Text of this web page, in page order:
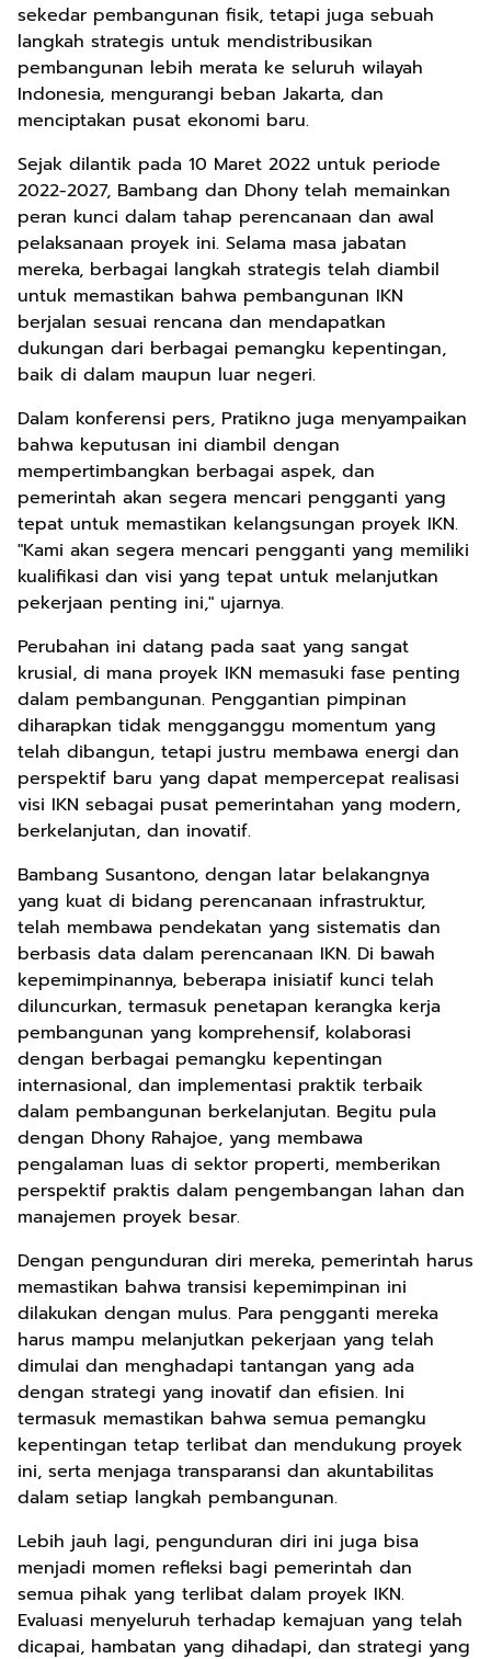
sekedar pembangunan fisik, tetapi juga sebuah
langkah strategis untuk mendistribusikan
pembangunan lebih merata ke seluruh wilayah
Indonesia, mengurangi beban Jakarta, dan
menciptakan pusat ekonomi baru.
Sejak dilantik pada 10 Maret 2022 untuk periode
2022-2027, Bambang dan Dhony telah memainkan
peran kunci dalam tahap perencanaan dan awal
pelaksanaan proyek ini. Selama masa jabatan
mereka, berbagai langkah strategis telah diambil
untuk memastikan bahwa pembangunan IKN
berjalan sesuai rencana dan mendapatkan
dukungan dari berbagai pemangku kepentingan,
baik di dalam maupun luar negeri.
Dalam konferensi pers, Pratikno juga menyampaikan
bahwa keputusan ini diambil dengan
mempertimbangkan berbagai aspek, dan
pemerintah akan segera mencari pengganti yang
tepat untuk memastikan kelangsungan proyek IKN.
"Kami akan segera mencari pengganti yang memiliki
kualifikasi dan visi yang tepat untuk melanjutkan
pekerjaan penting ini," ujarnya.
Perubahan ini datang pada saat yang sangat
krusial, di mana proyek IKN memasuki fase penting
dalam pembangunan. Penggantian pimpinan
diharapkan tidak mengganggu momentum yang
telah dibangun, tetapi justru membawa energi dan
perspektif baru yang dapat mempercepat realisasi
visi IKN sebagai pusat pemerintahan yang modern,
berkelanjutan, dan inovatif.
Bambang Susantono, dengan latar belakangnya
yang kuat di bidang perencanaan infrastruktur,
telah membawa pendekatan yang sistematis dan
berbasis data dalam perencanaan IKN. Di bawah
kepemimpinannya, beberapa inisiatif kunci telah
diluncurkan, termasuk penetapan kerangka kerja
pembangunan yang komprehensif, kolaborasi
dengan berbagai pemangku kepentingan
internasional, dan implementasi praktik terbaik
dalam pembangunan berkelanjutan. Begitu pula
dengan Dhony Rahajoe, yang membawa
pengalaman luas di sektor properti, memberikan
perspektif praktis dalam pengembangan lahan dan
manajemen proyek besar.
Dengan pengunduran diri mereka, pemerintah harus
memastikan bahwa transisi kepemimpinan ini
dilakukan dengan mulus. Para pengganti mereka
harus mampu melanjutkan pekerjaan yang telah
dimulai dan menghadapi tantangan yang ada
dengan strategi yang inovatif dan efisien. Ini
termasuk memastikan bahwa semua pemangku
kepentingan tetap terlibat dan mendukung proyek
ini, serta menjaga transparansi dan akuntabilitas
dalam setiap langkah pembangunan.
Lebih jauh lagi, pengunduran diri ini juga bisa
menjadi momen refleksi bagi pemerintah dan
semua pihak yang terlibat dalam proyek IKN.
Evaluasi menyeluruh terhadap kemajuan yang telah
dicapai, hambatan yang dihadapi, dan strategi yang